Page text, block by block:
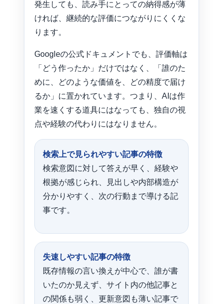
発生しても、読み手にとっての納得感が薄
ければ、継続的な評価につながりにくくな
ります。
Googleの公式ドキュメントでも、評価軸は
「どう作ったか」だけではなく、「誰のた
めに、どのような価値を、どの精度で届け
るか」に置かれています。つまり、AIは作
業を速くする道具にはなっても、独自の視
点や経験の代わりにはなりません。
検索上で見られやすい記事の特徴
検索意図に対して答えが早く、経験や
根拠が感じられ、見出しや内部構造が
分かりやすく、次の行動まで導ける記
事です。
失速しやすい記事の特徴
既存情報の言い換えが中心で、誰が書
いたのか見えず、サイト内の他記事と
の関係も弱く、更新意図も薄い記事で